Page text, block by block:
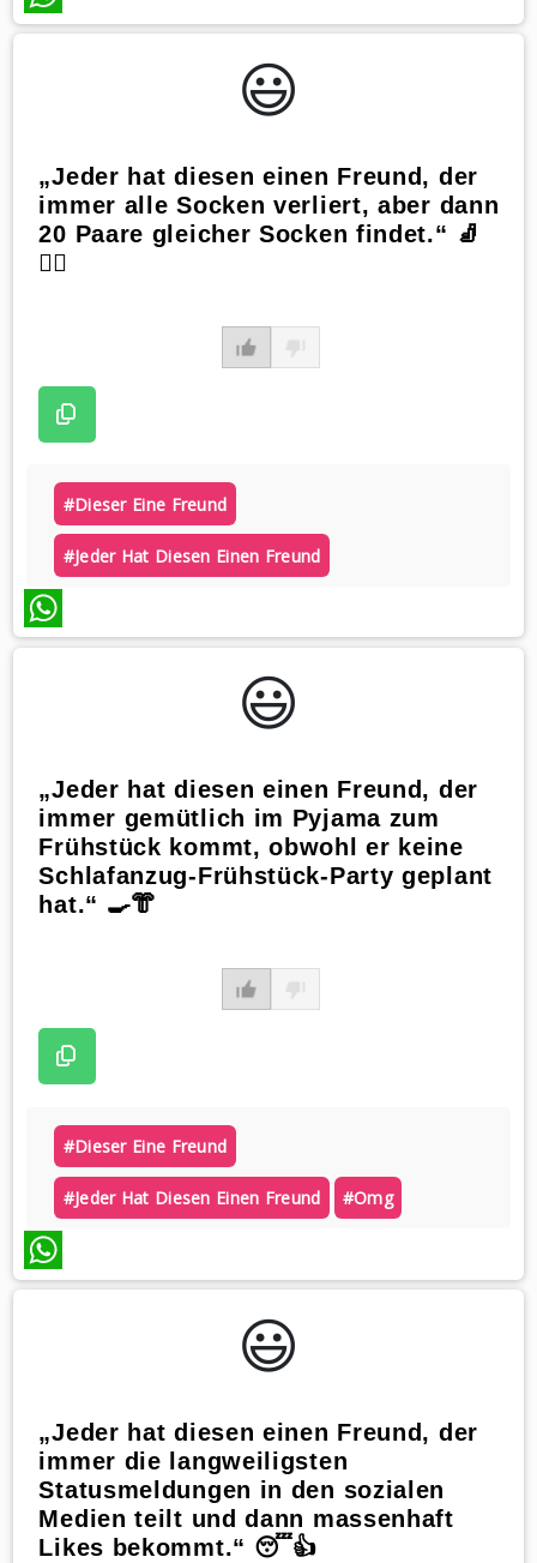
WhatsApp
😃️
„Jeder hat diesen einen Freund, der
immer alle Socken verliert, aber dann
20 Paare gleicher Socken findet.“ 🧦
🤷‍♂️
#dieser Eine Freund
#jeder Hat Diesen Einen Freund
WhatsApp
😃️
„Jeder hat diesen einen Freund, der
immer gemütlich im Pyjama zum
Frühstück kommt, obwohl er keine
Schlafanzug-Frühstück-Party geplant
hat.“ 🍳👘
#dieser Eine Freund
#jeder Hat Diesen Einen Freund #omg
WhatsApp
😃️
„Jeder hat diesen einen Freund, der
immer die langweiligsten
Statusmeldungen in den sozialen
Medien teilt und dann massenhaft
Likes bekommt.“ 😴👍